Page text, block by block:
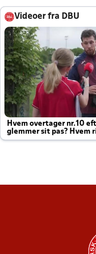
Videoer fra DBU
Hvem overtager nr.10
glemmer sit pas? Hvem
altid til efter kampe?